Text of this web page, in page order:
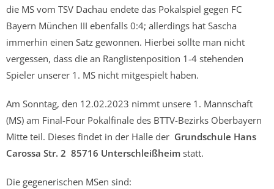
die MS vom TSV Dachau endete das Pokalspiel gegen FC
Bayern München III ebenfalls 0:4; allerdings hat Sascha
immerhin einen Satz gewonnen. Hierbei sollte man nicht
vergessen, dass die an Ranglistenposition 1-4 stehenden
Spieler unserer 1. MS nicht mitgespielt haben.
Am Sonntag, den 12.02.2023 nimmt unsere 1. Mannschaft
(MS) am Final-Four Pokalfinale des BTTV-Bezirks Oberbayern
Mitte teil. Dieses findet in der Halle der Grundschule Hans
Carossa Str. 2 85716 Unterschleißheim statt.
Die gegenerischen MSen sind: